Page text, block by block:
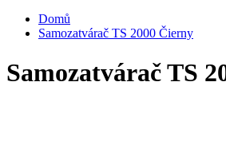
Domů
Samozatvárač TS 2000 Čierny
Samozatvárač TS